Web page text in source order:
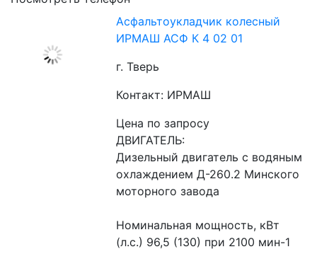
Асфальтоукладчик колесный
ИРМАШ АСФ К 4 02 01
г. Тверь
Контакт: ИРМАШ
Цена по запросу
ДВИГАТЕЛЬ:
Дизельный двигатель с водяным
охлаждением Д-260.2 Минского
моторного завода
Номинальная мощность, кВт
(л.с.) 96,5 (130) при 2100 мин-1